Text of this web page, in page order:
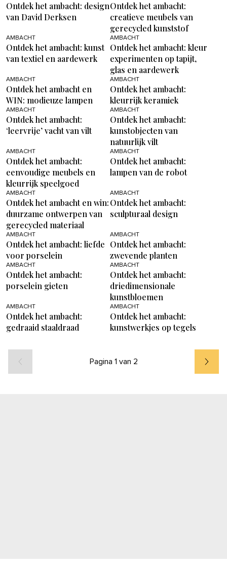
Ontdek het ambacht: design
van David Derksen
Ontdek het ambacht:
creatieve meubels van
gerecycled kunststof
AMBACHT
Ontdek het ambacht: kunst
van textiel en aardewerk
AMBACHT
Ontdek het ambacht: kleur
experimenten op tapijt,
glas en aardewerk
AMBACHT
Ontdek het ambacht en
WIN: modieuze lampen
AMBACHT
Ontdek het ambacht:
kleurrijk keramiek
AMBACHT
Ontdek het ambacht:
‘leervrije’ vacht van vilt
AMBACHT
Ontdek het ambacht:
kunstobjecten van
natuurlijk vilt
AMBACHT
Ontdek het ambacht:
eenvoudige meubels en
kleurrijk speelgoed
AMBACHT
Ontdek het ambacht:
lampen van de robot
AMBACHT
Ontdek het ambacht en win:
duurzame ontwerpen van
gerecycled materiaal
AMBACHT
Ontdek het ambacht:
sculpturaal design
AMBACHT
Ontdek het ambacht: liefde
voor porselein
AMBACHT
Ontdek het ambacht:
zwevende planten
AMBACHT
Ontdek het ambacht:
porselein gieten
AMBACHT
Ontdek het ambacht:
driedimensionale
kunstbloemen
AMBACHT
Ontdek het ambacht:
gedraaid staaldraad
AMBACHT
Ontdek het ambacht:
kunstwerkjes op tegels
Pagina 1 van 2